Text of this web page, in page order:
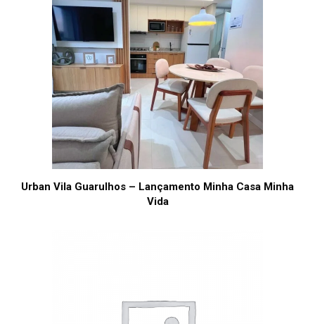
Urban Vila Guarulhos – Lançamento Minha Casa Minha
Vida